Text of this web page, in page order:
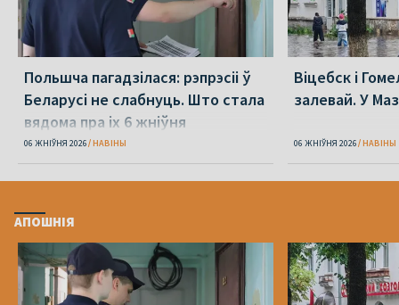
Польшча пагадзілася: рэпрэсіі ў
Беларусі не слабнуць. Што стала
вядома пра іх 6 жніўня
06 ЖНІЎНЯ 2026 НАВІНЫ
Віцебск і
залевай. У
06 ЖНІЎНЯ 2026 НАВІНЫ
АПОШНІЯ